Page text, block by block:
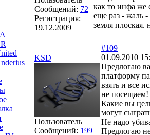
Сообщений: 72
Регистрация:
19.12.2009
как то инфа же
еще раз - жаль
земля плоская.
KSD
Пользователь
Сообщений: 199
#109
01.09.2010
Предлогаю
платформу
взять и все
не
Какие вы
могут
Не надо
Предлогаю